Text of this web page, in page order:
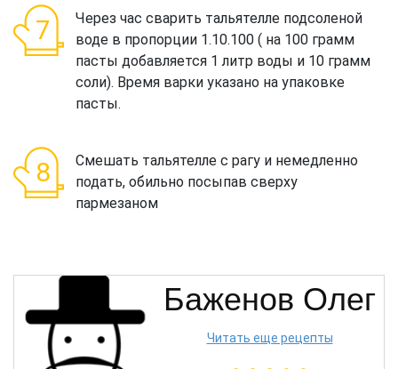
Через час сварить тальятелле подсоленой
воде в пропорции 1.10.100 ( на 100 грамм
пасты добавляется 1 литр воды и 10 грамм
соли). Время варки указано на упаковке
пасты.
Смешать тальятелле с рагу и немедленно
подать, обильно посыпав сверху
пармезаном
Баженов Олег
Читать еще рецепты